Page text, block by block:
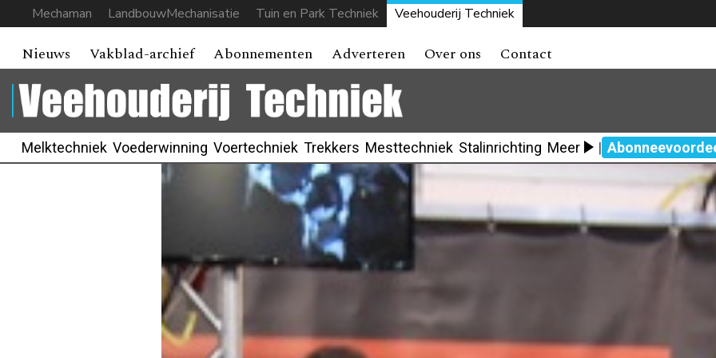
Mechaman LandbouwMechanisatie Tuin en Park Techniek Veehouderij Techniek
Nieuws Vakblad-archief Abonnementen Adverteren Over ons Contact
Melktechniek Voederwinning Voertechniek Trekkers Mesttechniek Stalinrichting Meer |